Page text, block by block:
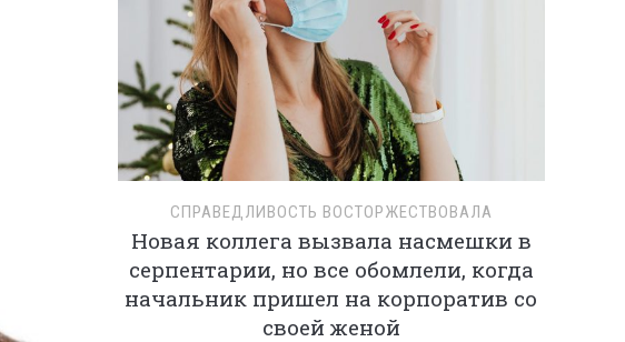
СПРАВЕДЛИВОСТЬ ВОСТОРЖЕСТВОВАЛА
Новая коллега вызвала насмешки в
серпентарии, но все обомлели, когда
начальник пришел на корпоратив со
своей женой